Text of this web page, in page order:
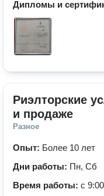
Дипломы и
Риэлторские
и продаже
Разное
Опыт: Более 10 лет
Дни работы: Пн, Сб
Время работы: с